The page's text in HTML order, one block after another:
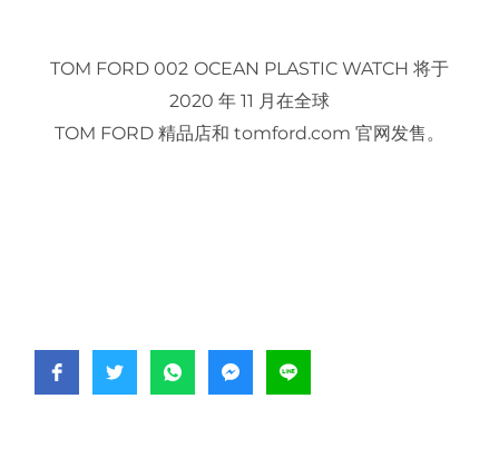
TOM FORD 002 OCEAN PLASTIC WATCH 将于
2020 年 11 月在全球
TOM FORD 精品店和 tomford.com 官网发售。